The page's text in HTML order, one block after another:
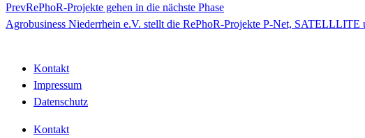
PrevRePhoR-Projekte gehen in die nächste Phase
Agrobusiness Niederrhein e.V. stellt die RePhoR-Projekte P-Net,
Kontakt
Impressum
Datenschutz
Kontakt